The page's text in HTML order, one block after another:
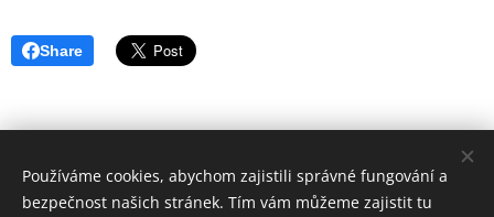
Share
Používáme cookies, abychom zajistili správné fungování a
bezpečnost našich stránek. Tím vám můžeme zajistit tu